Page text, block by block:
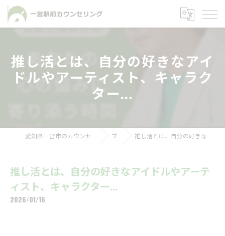
推し活とは、自分の好きなアイ
ドルやアーティスト、キャラク
ター...
ブログ 推し活とは、自分の好きなアイドルやアーティスト、キャラクター...
推し活とは、自分の好きなアイドルやアーテ
ィスト、キャラクター...
2026/01/16